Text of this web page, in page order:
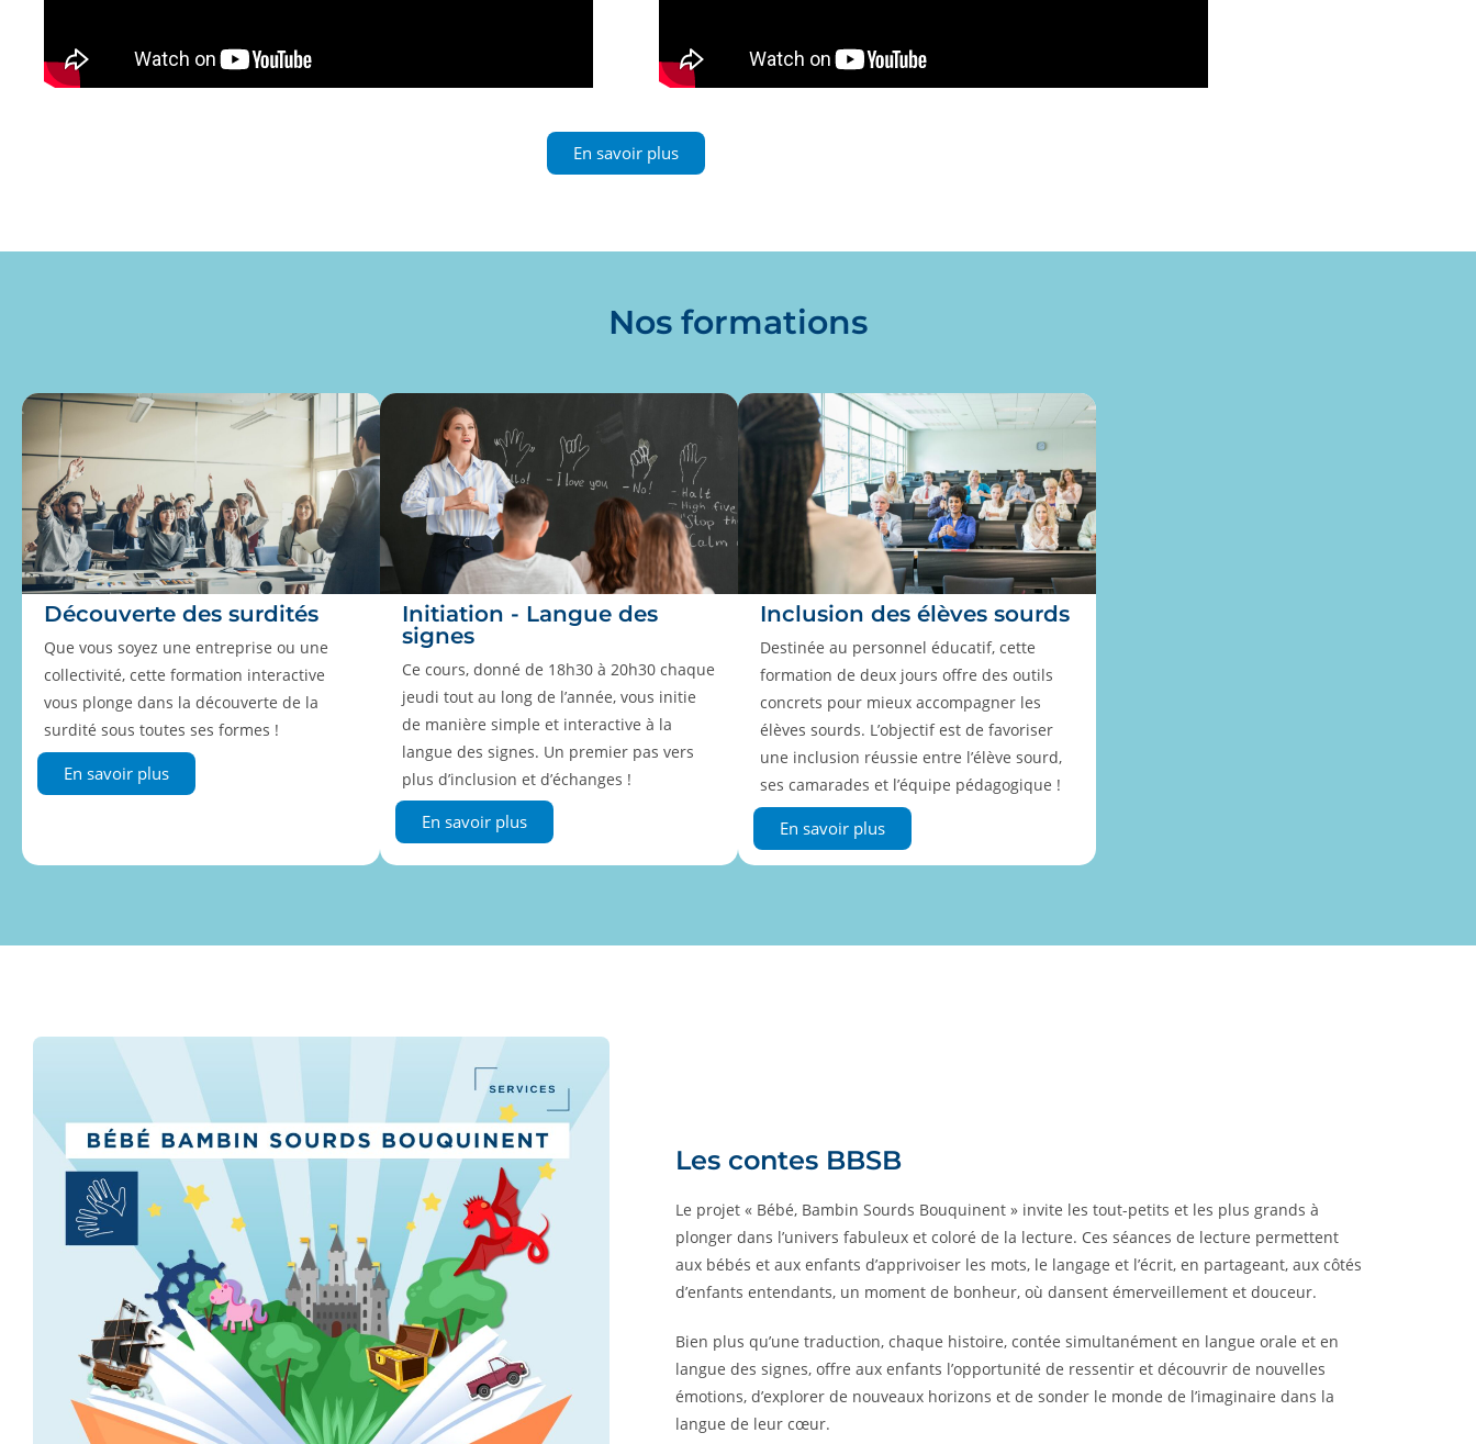
En savoir plus
Nos formations
Découverte des surdités
Que vous soyez une entreprise ou une
collectivité, cette formation interactive
vous plonge dans la découverte de la
surdité sous toutes ses formes !
En savoir plus
Initiation - Langue des
signes
Ce cours, donné de 18h30 à 20h30 chaque
jeudi tout au long de l’année, vous initie
de manière simple et interactive à la
langue des signes. Un premier pas vers
plus d’inclusion et d’échanges !
En savoir plus
Inclusion des élèves sourds
Destinée au personnel éducatif, cette
formation de deux jours offre des outils
concrets pour mieux accompagner les
élèves sourds. L’objectif est de favoriser
une inclusion réussie entre l’élève sourd,
ses camarades et l’équipe pédagogique !
En savoir plus
Les contes BBSB
Le projet « Bébé, Bambin Sourds Bouquinent » invite les tout-petits et les plus grands à
plonger dans l’univers fabuleux et coloré de la lecture. Ces séances de lecture permettent
aux bébés et aux enfants d’apprivoiser les mots, le langage et l’écrit, en partageant, aux côtés
d’enfants entendants, un moment de bonheur, où dansent émerveillement et douceur.
Bien plus qu’une traduction, chaque histoire, contée simultanément en langue orale et en
langue des signes, offre aux enfants l’opportunité de ressentir et découvrir de nouvelles
émotions, d’explorer de nouveaux horizons et de sonder le monde de l’imaginaire dans la
langue de leur cœur.